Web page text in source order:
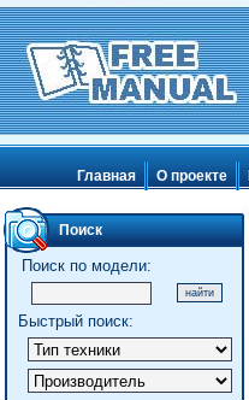
Главная О проекте
Поиск
Поиск по модели:
Быстрый поиск: